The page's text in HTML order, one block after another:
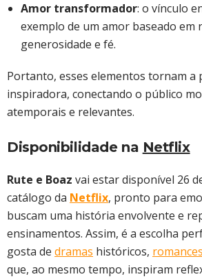
Amor transformador: o vínculo
exemplo de um amor baseado em
generosidade e fé.
Portanto, esses elementos tornam a
inspiradora, conectando o público
atemporais e relevantes.
Disponibilidade na Netflix
Rute e Boaz vai estar disponível 26
catálogo da Netflix, pronto para
buscam uma história envolvente e
ensinamentos. Assim, é a escolha
gosta de dramas históricos, romances
que, ao mesmo tempo, inspiram